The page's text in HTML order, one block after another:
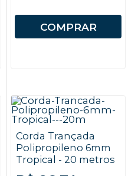
COMPRAR
Corda Trançada
Polipropileno 6mm
Tropical - 20 metros